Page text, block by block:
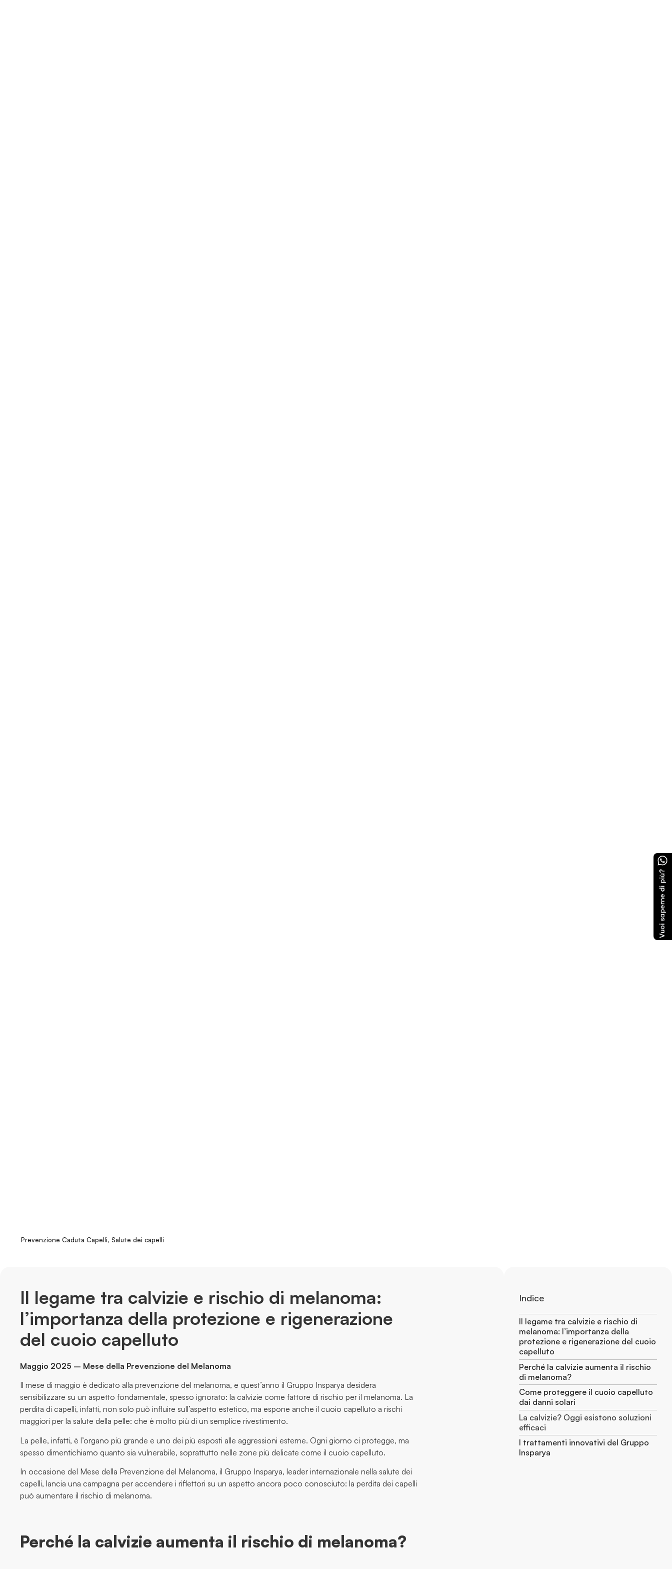
Prevenzione Caduta Capelli, Salute dei capelli
Il legame tra calvizie e rischio di melanoma:
l’importanza della protezione e rigenerazione
del cuoio capelluto
Maggio 2025 – Mese della Prevenzione del Melanoma
Il mese di maggio è dedicato alla prevenzione del melanoma, e quest’anno il Gruppo Insparya desidera
sensibilizzare su un aspetto fondamentale, spesso ignorato: la calvizie come fattore di rischio per il melanoma. La
perdita di capelli, infatti, non solo può influire sull’aspetto estetico, ma espone anche il cuoio capelluto a rischi
maggiori per la salute della pelle: che è molto più di un semplice rivestimento.
La pelle, infatti, è l’organo più grande e uno dei più esposti alle aggressioni esterne. Ogni giorno ci protegge, ma
spesso dimentichiamo quanto sia vulnerabile, soprattutto nelle zone più delicate come il cuoio capelluto.
In occasione del Mese della Prevenzione del Melanoma, il Gruppo Insparya, leader internazionale nella salute dei
capelli, lancia una campagna per accendere i riflettori su un aspetto ancora poco conosciuto: la perdita dei capelli
può aumentare il rischio di melanoma.
Perché la calvizie aumenta il rischio di melanoma?
Indice
Il legame tra calvizie e rischio di
melanoma: l’importanza della
protezione e rigenerazione del cuoio
capelluto
Perché la calvizie aumenta il rischio
di melanoma?
Come proteggere il cuoio capelluto
dai danni solari
La calvizie? Oggi esistono soluzioni
efficaci
I trattamenti innovativi del Gruppo
Insparya